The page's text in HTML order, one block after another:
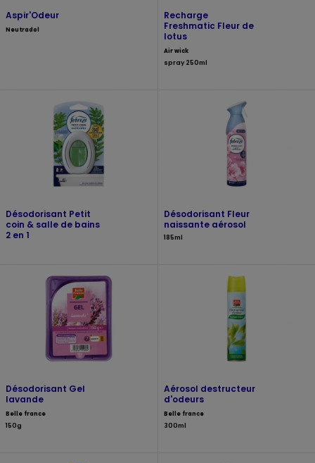
Aspir'Odeur
Neutradol
Recharge
Freshmatic Fleur de
lotus
Air wick
spray 250ml
Désodorisant Petit
coin & salle de bains
2 en 1
Désodorisant Fleur
naissante aérosol
185ml
Désodorisant Gel
lavande
Belle france
150g
Aérosol destructeur
d'odeurs
Belle france
300ml